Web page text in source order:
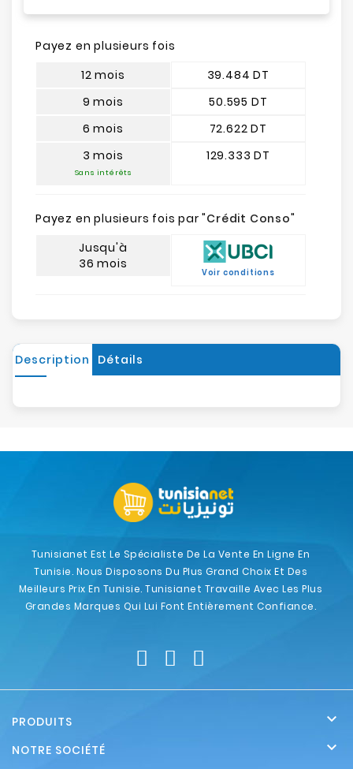
Payez en plusieurs fois
12 mois
9 mois
6 mois
3 mois
Sans intérêts
39.484 DT
50.595 DT
72.622 DT
129.333 DT
Payez en plusieurs fois par "Crédit Conso"
Jusqu'à
36 mois
Voir conditions
Description Détails
Tunisianet Est Le Spécialiste De La Vente En Ligne En
Tunisie. Nous Disposons Du Plus Grand Choix Et Des
Meilleurs Prix En Tunisie. Tunisianet Travaille Avec Les Plus
Grandes Marques Qui Lui Font Entièrement Confiance.
PRODUITS 
NOTRE SOCIÉTÉ
